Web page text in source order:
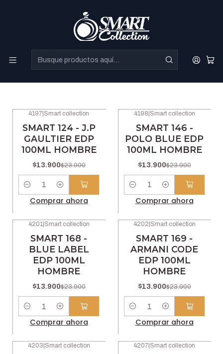
Filtros
4197|Smart collection
SMART 124 - J.P
GAULTIER EDP
100ML HOMBRE
$13.900$23.900
Cantidad
Comprar ahora
4198|Smart collection
SMART 146 -
POLO BLUE EDP
100ML HOMBRE
$13.900$23.900
Cantidad
Comprar ahora
4201| Smart collection
SMART 168 -
BLUE LABEL
EDP 100ML
HOMBRE
$13.900$23.900
Comprar ahora
4202 Smart collection
SMART 169 -
ARMANI CODE
EDP 100ML
HOMBRE
$13.900$23.900
Comprar ahora
4203 Smart collection 4207 Smart collection